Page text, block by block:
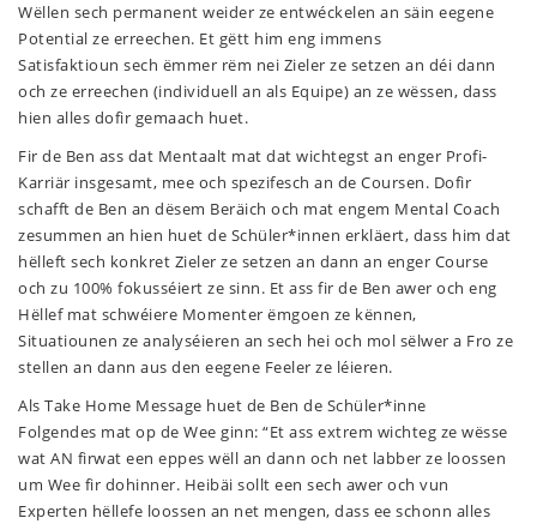
Wëllen sech permanent weider ze entwéckelen an säin eegene
Potential ze erreechen. Et gëtt him eng immens
Satisfaktioun sech ëmmer rëm nei Zieler ze setzen an déi dann
och ze erreechen (individuell an als Equipe) an ze wëssen, dass
hien alles dofir gemaach huet.
Fir de Ben ass dat Mentaalt mat dat wichtegst an enger Profi-
Karriär insgesamt, mee och spezifesch an de Coursen. Dofir
schafft de Ben an dësem Beräich och mat engem Mental Coach
zesummen an hien huet de Schüler*innen erkläert, dass him dat
hëlleft sech konkret Zieler ze setzen an dann an enger Course
och zu 100% fokusséiert ze sinn. Et ass fir de Ben awer och eng
Hëllef mat schwéiere Momenter ëmgoen ze kënnen,
Situatiounen ze analyséieren an sech hei och mol sëlwer a Fro ze
stellen an dann aus den eegene Feeler ze léieren.
Als Take Home Message huet de Ben de Schüler*inne
Folgendes mat op de Wee ginn: “Et ass extrem wichteg ze wësse
wat AN firwat een eppes wëll an dann och net labber ze loossen
um Wee fir dohinner. Heibäi sollt een sech awer och vun
Experten hëllefe loossen an net mengen, dass ee schonn alles